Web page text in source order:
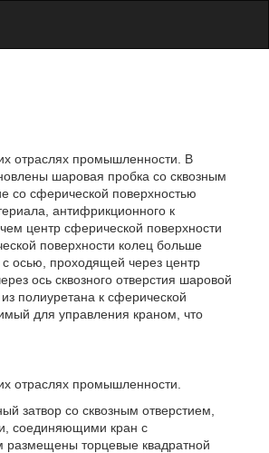
отраслях промышленности. В
шаровая пробка со сквозным
со сферической поверхностью
антифрикционного к
центр сферической поверхности
поверхности колец больше
осью, проходящей через центр
ось сквозного отверстия шаровой
полиуретана к сферической
для управления краном, что
отраслях промышленности.
затвор со сквозным отверстием,
соединяющими кран с
размещены торцевые квадратной